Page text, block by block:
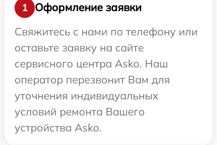
1
Оформление заявки
Свяжитесь с нами по телефону или
оставьте заявку на сайте
сервисного центра Asko. Наш
оператор перезвонит Вам для
уточнения индивидуальных
условий ремонта Вашего
устройства Asko.